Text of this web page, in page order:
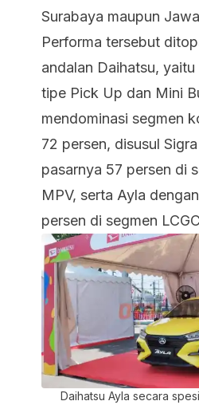
Surabaya maupun
Performa tersebut
andalan Daihatsu,
tipe Pick Up dan Mini
mendominasi segmen
72 persen, disusul
pasarnya 57 persen di
MPV, serta Ayla
persen di segmen
Daihatsu Ayla secara